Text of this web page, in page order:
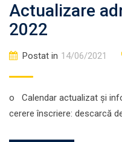
Actualizare
2022
Postat in 14/06/2021
o Calendar actualizat și
cerere înscriere: descarcă